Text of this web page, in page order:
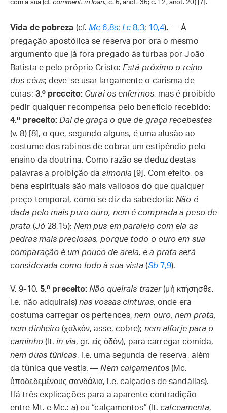
com a sua (cf. comment. in Ioan., c. 6, anot. 36; c. 12, anot. 20) [7].
Vida de pobreza (cf.Mc 6,8s;Lc 8,3; 10,4). — À
pregação apostólica se reserva por ora o mesmo
argumento que já fora pregado às turbas por João
Batista e pelo próprio Cristo:Está próximo o reino
dos céus; deve-se usar largamente o carisma de
curas: 3.º preceito: Curai os enfermos, mas é proibido
pedir qualquer recompensa pelo benefício recebido:
4.º preceito: Dai de graça o que de graça recebestes
(v. 8) [8], o que, segundo alguns, é uma alusão ao
costume dos rabinos de cobrar um estipêndio pelo
ensino da doutrina. Como razão se deduz destas
palavras a proibição dasimonia [9]. Com efeito, os
bens espirituais são mais valiosos do que qualquer
preço temporal, como se diz da sabedoria:Não é
dada pelo mais puro ouro, nem é comprada a peso de
prata (Jó28,15); Nem pus em paralelo com ela as
pedras mais preciosas, porque todo o ouro em sua
comparação é um pouco de areia, e a prata será
considerada como lodo à sua vista (Sb7,9).
V. 9-10. 5.º preceito: Não queirais trazer(μὴ κτήσησθε,
i.e. não adquirais)nas vossas cinturas, onde era
costuma carregar os pertences,nem ouro, nem prata,
nem dinheiro (χαλκὸν, asse, cobre); nem alforje para o
caminho(lt.in via, gr. εἰς ὁδὸν), para carregar comida,
nem duas túnicas, i.e. uma segunda de reserva, além
da túnica que vestis. —Nem calçamentos(Mc.
ὑποδεδεμένους σανδάλια, i.e. calçados de sandálias).
Há três explicações para a aparente contradição
entre Mt. e Mc.: a) ou “calçamentos” (lt. calceamenta,